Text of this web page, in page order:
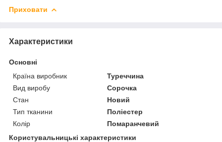
Приховати
Характеристики
Основні
Країна виробник
Туреччина
Вид виробу
Сорочка
Стан
Новий
Тип тканини
Поліестер
Колір
Помаранчевий
Користувальницькі характеристики